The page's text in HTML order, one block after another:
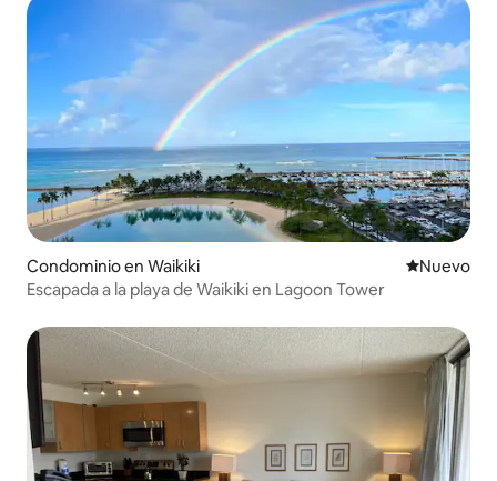
Condominio en Waikiki Nuevo
Nuevo
Escapada a la playa de Waikiki en Lagoon Tower